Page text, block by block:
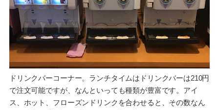
ドリンクバーコーナー。ランチタイムはドリンクバーは210円
で注文可能ですが、なんといっても種類が豊富です。アイ
ス、ホット、フローズンドリンクを合わせると、その数なん